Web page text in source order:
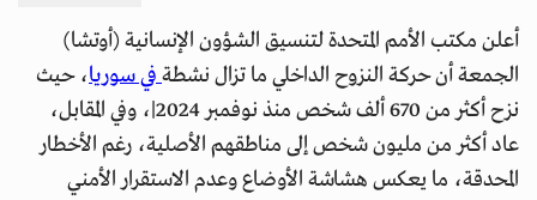
أعلن مكتب الأمم المتحدة لتنسيق الشؤون الإنسانية (أوتشا)
الجمعة أن حركة النزوح الداخلي ما تزال نشطةفي سوريا، حيث
نزح أكثر من 670 ألف شخص منذ نوفمبر 2024|، وفي المقابل،
عاد أكثر من مليون شخص إلى مناطقهم الأصلية، رغم الأخطار
المحدقة، ما يعكس هشاشة الأوضاع وعدم الاستقرار الأمني